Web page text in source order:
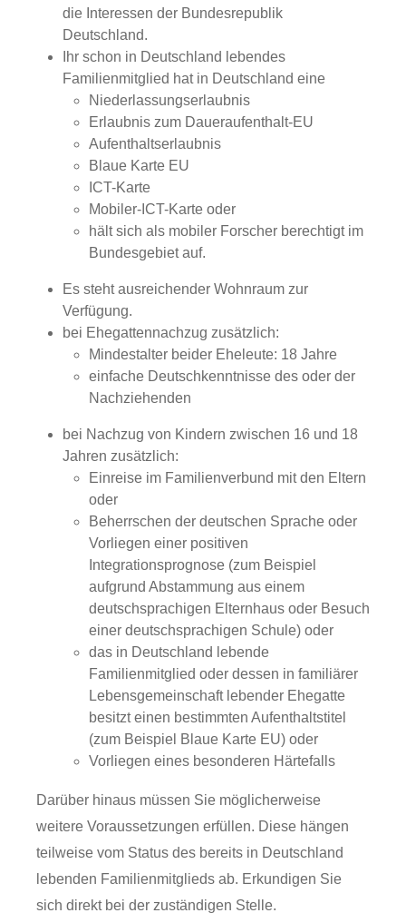
die Interessen der Bundesrepublik
Deutschland.
Ihr schon in Deutschland lebendes
Familienmitglied hat in Deutschland eine
Niederlassungserlaubnis
Erlaubnis zum Daueraufenthalt-EU
Aufenthaltserlaubnis
Blaue Karte EU
ICT-Karte
Mobiler-ICT-Karte oder
hält sich als mobiler Forscher berechtigt im
Bundesgebiet auf.
Es steht ausreichender Wohnraum zur
Verfügung.
bei Ehegattennachzug zusätzlich:
Mindestalter beider Eheleute: 18 Jahre
einfache Deutschkenntnisse des oder der
Nachziehenden
bei Nachzug von Kindern zwischen 16 und 18
Jahren zusätzlich:
Einreise im Familienverbund mit den Eltern
oder
Beherrschen der deutschen Sprache oder
Vorliegen einer positiven
Integrationsprognose (zum Beispiel
aufgrund Abstammung aus einem
deutschsprachigen Elternhaus oder Besuch
einer deutschsprachigen Schule)oder
das in Deutschland lebende
Familienmitglied oder dessen in familiärer
Lebensgemeinschaft lebender Ehegatte
besitzt einen bestimmten Aufenthaltstitel
(zum Beispiel Blaue Karte EU) oder
Vorliegen eines besonderen Härtefalls
Darüber hinaus müssen Sie möglicherweise
weitere Voraussetzungen erfüllen. Diese hängen
teilweise vom Status des bereits in Deutschland
lebenden Familienmitglieds ab. Erkundigen Sie
sich direkt bei der zuständigen Stelle.